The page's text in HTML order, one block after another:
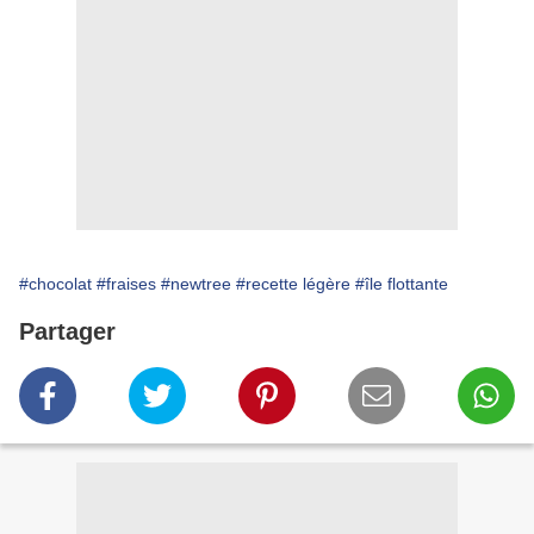
#chocolat #fraises #newtree #recette légère #île flottante
Partager